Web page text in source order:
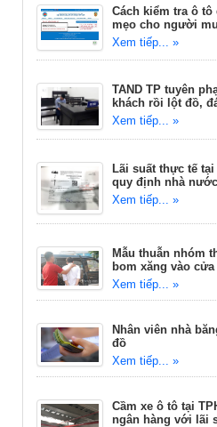
Cách kiểm tra ô tô
mẹo cho người
Xem tiếp... »
TAND TP tuyên
khách rồi lột đồ,
Xem tiếp... »
Lãi suất thực tế
quy định nhà
Xem tiếp... »
Mẫu thuẫn nhóm
bom xăng vào
Xem tiếp... »
Nhân viên nhà
đồ
Xem tiếp... »
Cầm xe ô tô tại
ngân hàng với lãi